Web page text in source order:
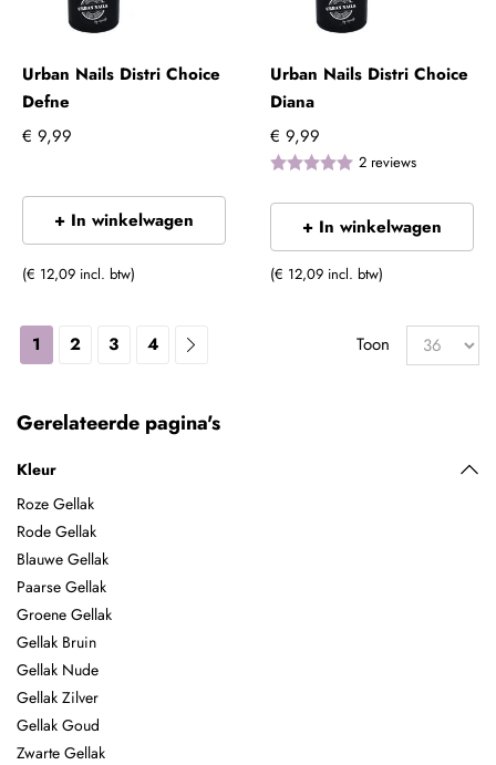
Urban Nails Distri Choice
Defne
€ 9,99
+ In winkelwagen
(€ 12,09 incl. btw)
Urban Nails Distri Choice
Diana
€ 9,99
2 reviews
+ In winkelwagen
(€ 12,09 incl. btw)
1 2 3 4 Toon
Gerelateerde pagina's
Kleur
Roze Gellak
Rode Gellak
Blauwe Gellak
Paarse Gellak
Groene Gellak
Gellak Bruin
Gellak Nude
Gellak Zilver
Gellak Goud
Zwarte Gellak